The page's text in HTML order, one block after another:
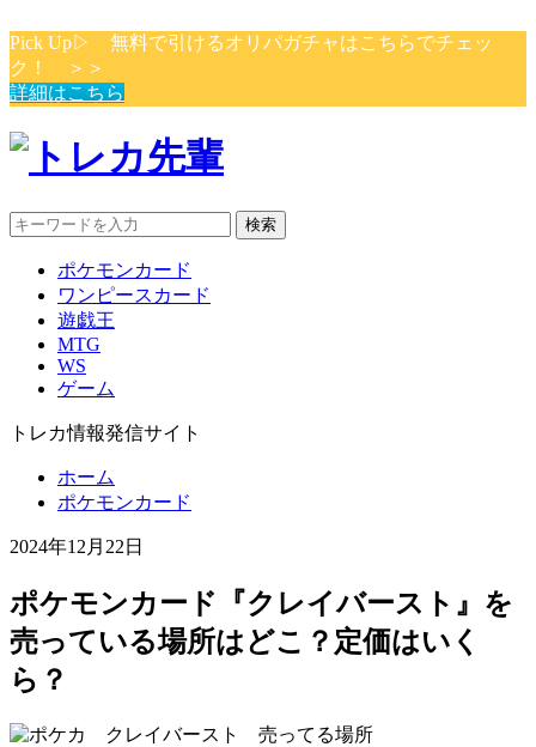
Pick Up▷ 無料で引けるオリパガチャはこちらでチェッ
ク！ ＞＞
詳細はこちら
検索
ポケモンカード
ワンピースカード
遊戯王
MTG
WS
ゲーム
トレカ情報発信サイト
ホーム
ポケモンカード
2024年12月22日
ポケモンカード『クレイバースト』を
売っている場所はどこ？定価はいく
ら？